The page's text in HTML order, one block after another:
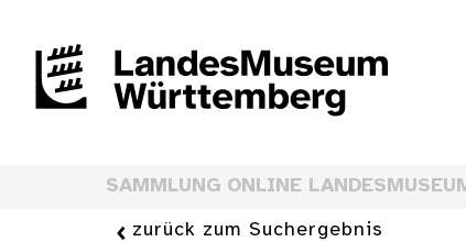
SAMMLUNG ONLINE
zurück zum Suchergebnis